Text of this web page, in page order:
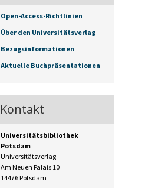
Open-Access-Richtlinien
Über den Universitätsverlag
Bezugsinformationen
Aktuelle Buchpräsentationen
Kontakt
Universitätsbibliothek
Potsdam
Universitätsverlag
Am Neuen Palais 10
14476 Potsdam